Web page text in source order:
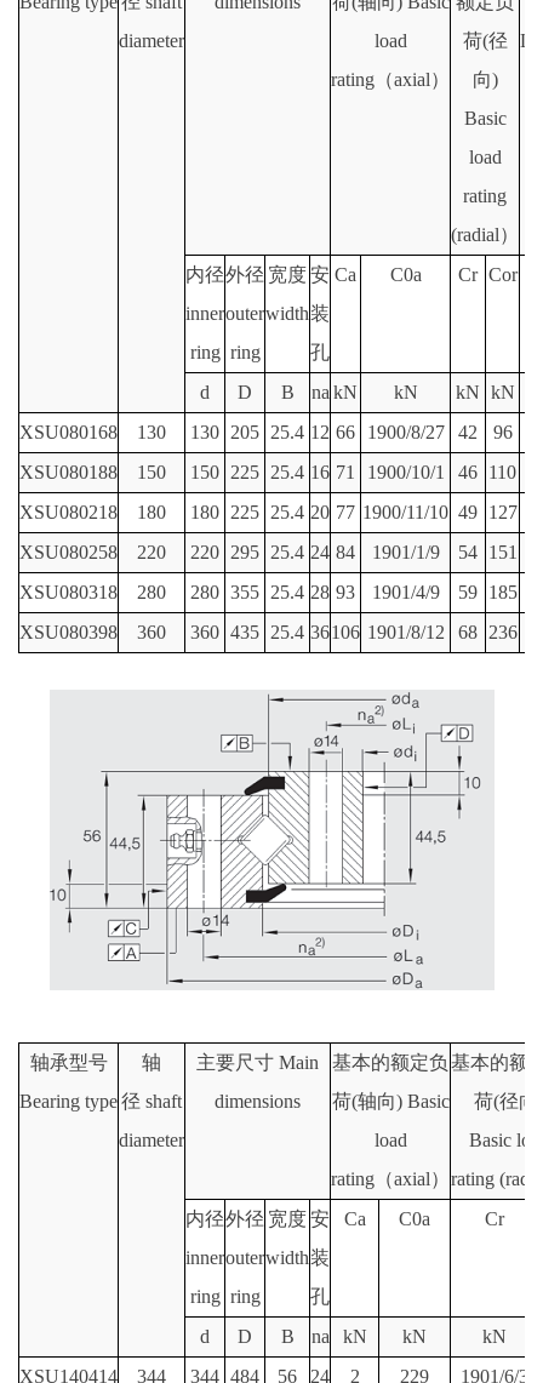
diameter
load
rating（axial）
荷(径
向)
Basic
load
rating
(radial）
内径
inner
ring
外径
outer
ring
宽度
width
安
装
孔
Ca C0a Cr Cor
d D B na kN kN kN kN
XSU080168
130 130 205 25.4 12 66 1900/8/27 42 96
XSU080188
150 150 225 25.4 16 71 1900/10/1 46 110
XSU080218
180 180 225 25.4 20 77 1900/11/10 49 127
XSU080258
220 220 295 25.4 24 84 1901/1/9 54 151
XSU080318
280 280 355 25.4 28 93 1901/4/9 59 185
XSU080398
360 360 435 25.4 36106 1901/8/12 68 236
轴承型号
Bearing type
轴
径 shaft
diameter
主要尺寸 Main
dimensions
基本的额定负
荷(轴向) Basic
load
rating（axial）
基本的额
荷(径向)
Basic
rating
内径
inner
ring
外径
outer
ring
宽度
width
安
装
孔
Ca C0a Cr
d D B na kN kN kN
XSU140414
344 344 484 56 24 2 229 1901/6/3